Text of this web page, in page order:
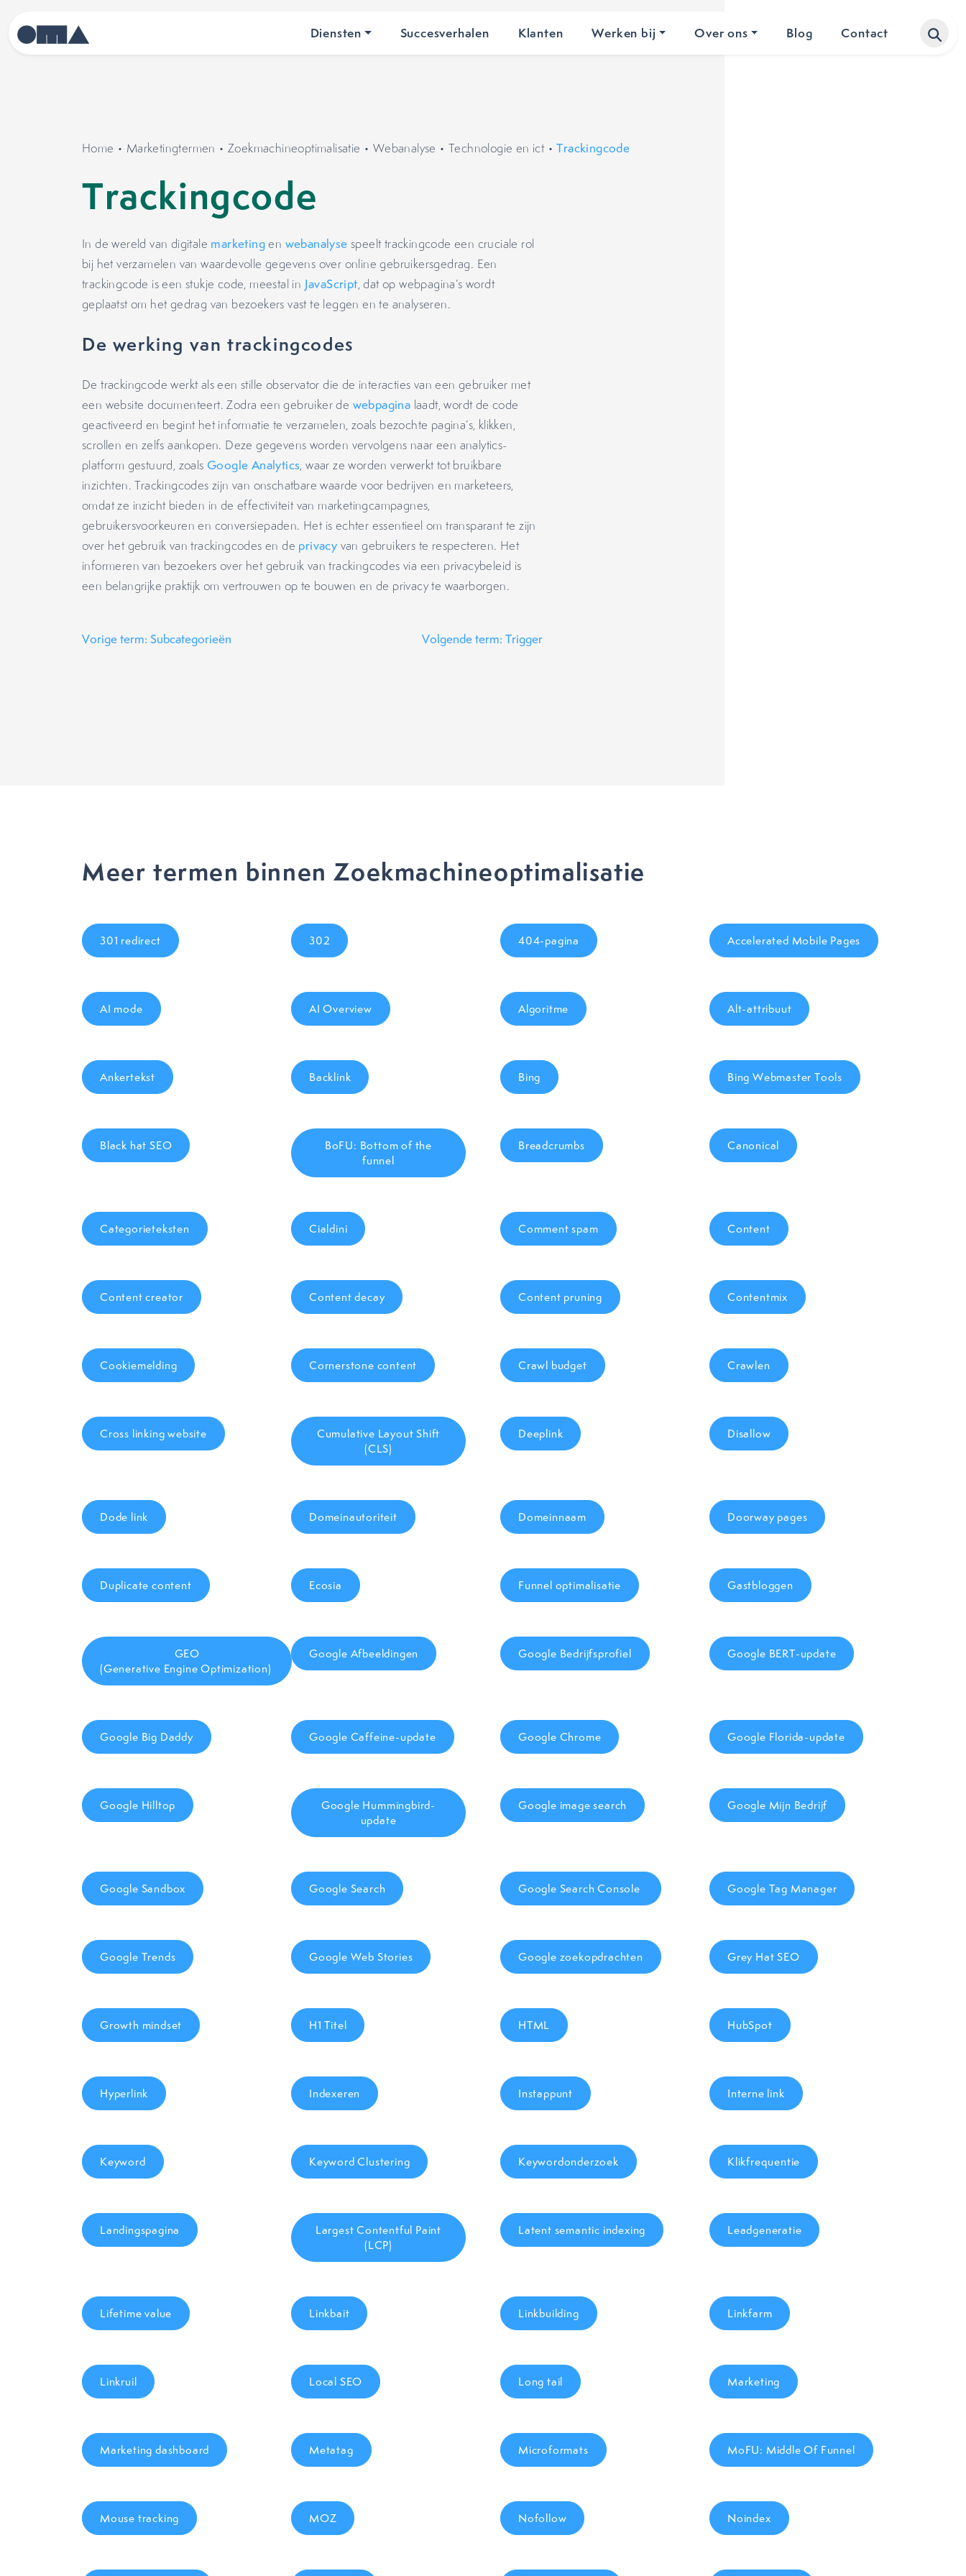
Diensten Succesverhalen Klanten Werken bij Over ons Blog Contact
Home • Marketingtermen •Zoekmachineoptimalisatie • Webanalyse •Technologie en ict•Trackingcode
Trackingcode
In de wereld van digitale marketingen webanalyse speelt trackingcode een cruciale rol
bij het verzamelen van waardevolle gegevens over online gebruikersgedrag. Een
trackingcode is een stukje code, meestal in JavaScript, dat op webpagina’s wordt
geplaatst om het gedrag van bezoekers vast te leggen en te analyseren.
De werking van trackingcodes
De trackingcode werkt als een stille observator die de interacties van een gebruiker met
een website documenteert. Zodra een gebruiker de webpagina laadt, wordt de code
geactiveerd en begint het informatie te verzamelen, zoals bezochte pagina’s, klikken,
scrollen en zelfs aankopen. Deze gegevens worden vervolgens naar een analytics-
platform gestuurd, zoals Google Analytics, waar ze worden verwerkt tot bruikbare
inzichten. Trackingcodes zijn van onschatbare waarde voor bedrijven en marketeers,
omdat ze inzicht bieden in de effectiviteit van marketingcampagnes,
gebruikersvoorkeuren en conversiepaden. Het is echter essentieel om transparant te zijn
over het gebruik van trackingcodes en de privacy van gebruikers te respecteren. Het
informeren van bezoekers over het gebruik van trackingcodes via een privacybeleid is
een belangrijke praktijk om vertrouwen op te bouwen en de privacy te waarborgen.
Vorige term: Subcategorieën Volgende term: Trigger
Meer termen binnen Zoekmachineoptimalisatie
301 redirect 302 404-pagina Accelerated Mobile Pages
AI mode AI Overview Algoritme Alt-attribuut
Ankertekst Backlink Bing Bing Webmaster Tools
Black hat SEO
BoFU: Bottom of the
funnel
Breadcrumbs Canonical
Categorieteksten Cialdini Comment spam Content
Content creator Content decay Content pruning Contentmix
Cookiemelding Cornerstone content Crawl budget Crawlen
Cross linking website
Cumulative Layout Shift
(CLS)
Deeplink Disallow
Dode link Domeinautoriteit Domeinnaam Doorway pages
Duplicate content Ecosia Funnel optimalisatie Gastbloggen
GEO
(Generative Engine Optimization)
Google Afbeeldingen Google Bedrijfsprofiel Google BERT-update
Google Big Daddy Google Caffeine-update Google Chrome Google Florida-update
Google Hilltop
Google Hummingbird-
update
Google image search Google Mijn Bedrijf
Google Sandbox Google Search Google Search Console Google Tag Manager
Google Trends Google Web Stories Google zoekopdrachten Grey Hat SEO
Growth mindset H1 Titel HTML HubSpot
Hyperlink Indexeren Instappunt Interne link
Keyword Keyword Clustering Keywordonderzoek Klikfrequentie
Landingspagina
Largest Contentful Paint
(LCP)
Latent semantic indexing Leadgeneratie
Lifetime value Linkbait Linkbuilding Linkfarm
Linkruil Local SEO Long tail Marketing
Marketing dashboard Metatag Microformats MoFU: Middle Of Funnel
Mouse tracking MOZ Nofollow Noindex